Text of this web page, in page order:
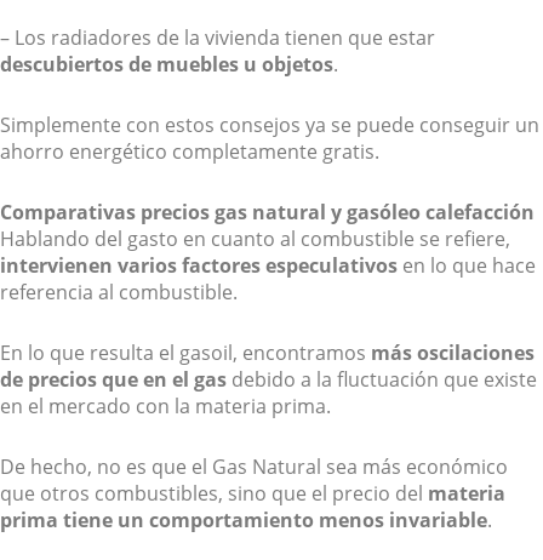
– Los radiadores de la vivienda tienen que estar
descubiertos de muebles u objetos.
Simplemente con estos consejos ya se puede conseguir un
ahorro energético completamente gratis.
Comparativas precios gas natural y gasóleo calefacción
Hablando del gasto en cuanto al combustible se refiere,
intervienen varios factores especulativos en lo que hace
referencia al combustible.
En lo que resulta el gasoil, encontramos más oscilaciones
de precios que en el gas debido a la fluctuación que existe
en el mercado con la materia prima.
De hecho, no es que el Gas Natural sea más económico
que otros combustibles, sino que el precio del materia
prima tiene un comportamiento menos invariable.